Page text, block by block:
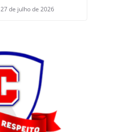
27 de julho de 2026